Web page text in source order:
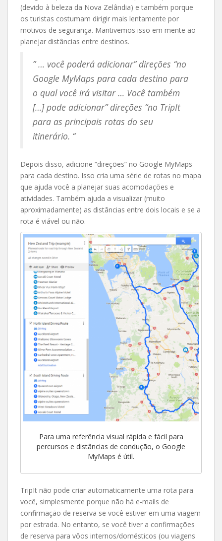
(devido à beleza da Nova Zelândia) e também porque
os turistas costumam dirigir mais lentamente por
motivos de segurança. Mantivemos isso em mente ao
planejar distâncias entre destinos.
” … você poderá adicionar” direções “no
Google MyMaps para cada destino para
o qual você irá visitar … Você também
[…] pode adicionar” direções “no TripIt
para as principais rotas do seu
itinerário. “
Depois disso, adicione “direções” no Google MyMaps
para cada destino. Isso cria uma série de rotas no mapa
que ajuda você a planejar suas acomodações e
atividades. Também ajuda a visualizar (muito
aproximadamente) as distâncias entre dois locais e se a
rota é viável ou não.
Para uma referência visual rápida e fácil para
percursos e distâncias de condução, o Google
MyMaps é útil.
TripIt não pode criar automaticamente uma rota para
você, simplesmente porque não há e-mails de
confirmação de reserva se você estiver em uma viagem
por estrada. No entanto, se você tiver a confirmações
de reserva para vôos internos/domésticos (ou viagens